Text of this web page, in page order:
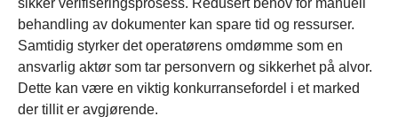
behandling av dokumenter kan spare tid og ressurser.
Samtidig styrker det operatørens omdømme som en
ansvarlig aktør som tar personvern og sikkerhet på alvor.
Dette kan være en viktig konkurransefordel i et marked
der tillit er avgjørende.